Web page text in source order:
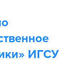
ИГСУ